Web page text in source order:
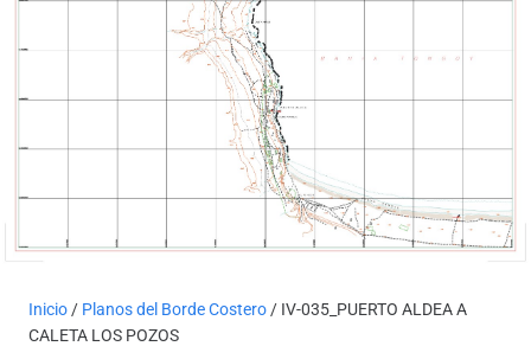
Inicio/ Planos del Borde Costero/ IV-035_PUERTO ALDEA A
CALETA LOS POZOS